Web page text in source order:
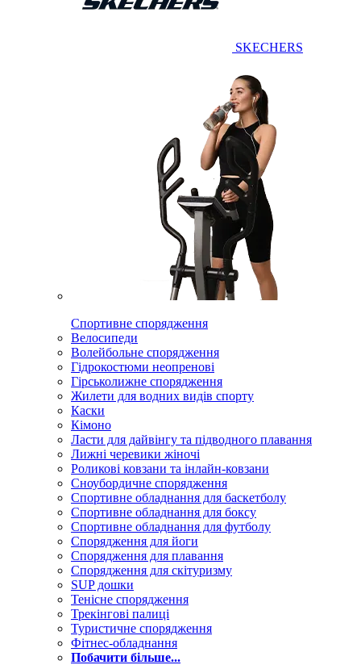
SKECHERS
Спортивне спорядження
Велосипеди
Волейбольне спорядження
Гідрокостюми неопренові
Гірськолижне спорядження
Жилети для водних видів спорту
Каски
Кімоно
Ласти для дайвінгу та підводного плавання
Лижні черевики жіночі
Роликові ковзани та інлайн-ковзани
Сноубордичне спорядження
Спортивне обладнання для баскетболу
Спортивне обладнання для боксу
Спортивне обладнання для футболу
Спорядження для йоги
Спорядження для плавання
Спорядження для скітуризму
SUP дошки
Тенісне спорядження
Трекінгові палиці
Туристичне спорядження
Фітнес-обладнання
Побачити більше...